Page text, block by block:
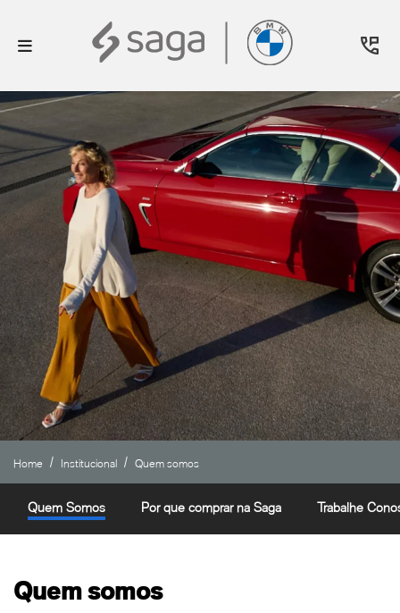
Home Institucional Quem somos
Quem Somos Por que comprar na Saga Trabalhe
Quem somos